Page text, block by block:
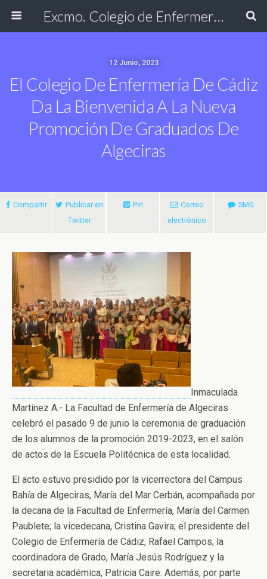
Excmo. Colegio de Enfermería de Cádiz
12 Junio, 2023
El Colegio De Enfermería De Cádiz
Da La Bienvenida A La Nueva
Promoción De Graduados De
Algeciras
Compartir
Publicar en
Twitter
Pin
Correo
electrónico
SMS
Inmaculada
Martínez A.- La Facultad de Enfermería de Algeciras
celebró el pasado 9 de junio la ceremonia de graduación
de los alumnos de la promoción 2019-2023, en el salón
de actos de la Escuela Politécnica de esta localidad.
El acto estuvo presidido por la vicerrectora del Campus
Bahía de Algeciras, María del Mar Cerbán, acompañada por
la decana de la Facultad de Enfermería, María del Carmen
Paublete; la vicedecana, Cristina Gavira; el presidente del
Colegio de Enfermería de Cádiz, Rafael Campos; la
coordinadora de Grado, María Jesús Rodríguez y la
secretaria académica, Patricia Caire. Además, por parte